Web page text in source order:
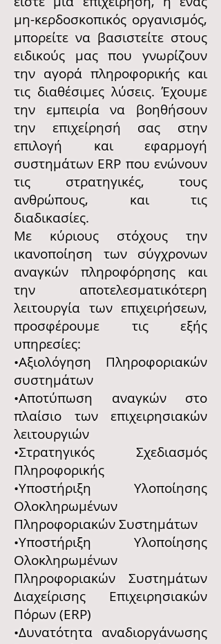
μη-κερδοσκοπικός οργανισμός,
μπορείτε να βασιστείτε στους
ειδικούς μας που γνωρίζουν
την αγορά πληροφορικής και
τις διαθέσιμες λύσεις. Έχουμε
την εμπειρία να βοηθήσουν
την επιχείρησή σας στην
επιλογή και εφαρμογή
συστημάτων ERP που ενώνουν
τις στρατηγικές, τους
ανθρώπους, και τις
διαδικασίες.
Με κύριους στόχους την
ικανοποίηση των σύγχρονων
αναγκών πληροφόρησης και
την αποτελεσματικότερη
λειτουργία των επιχειρήσεων,
προσφέρουμε τις εξής
υπηρεσίες:
•Αξιολόγηση Πληροφοριακών
συστημάτων
•Αποτύπωση αναγκών στο
πλαίσιο των επιχειρησιακών
λειτουργιών
•Στρατηγικός Σχεδιασμός
Πληροφορικής
•Υποστήριξη Υλοποίησης
Ολοκληρωμένων
Πληροφοριακών Συστημάτων
•Υποστήριξη Υλοποίησης
Ολοκληρωμένων
Πληροφοριακών Συστημάτων
Διαχείρισης Επιχειρησιακών
Πόρων (ERP)
•Δυνατότητα αναδιοργάνωσης